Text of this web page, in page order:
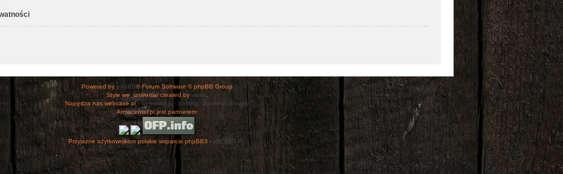
Powered by phpBB® Forum Software © phpBB Group
Style we_universalcreated by weeb.
Napędza nas webcase.pl -webcase.pl - hosting, domeny, serwery
Armacenter.pl jest partnerem:
Przyjazne użytkownikom polskie wsparcie phpBB3 - phpBB3.PL